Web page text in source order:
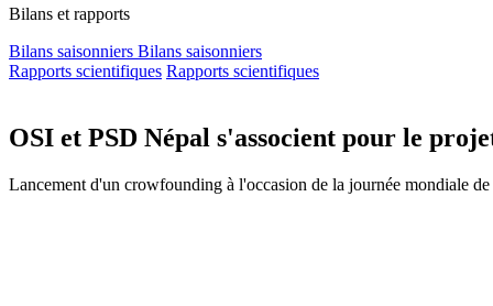
Bilans et rapports
Bilans saisonniers Bilans saisonniers
Rapports scientifiques Rapports scientifiques
OSI et PSD Népal s'associent pour le
Lancement d'un crowfounding à l'occasion de la journée mondiale